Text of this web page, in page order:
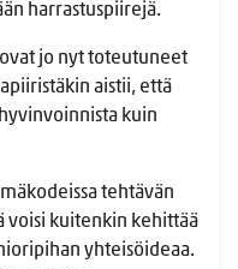
harrastuspiirejä.
jo nyt toteutuneet
aistii, että
kuin
tehtävän
voisi kuitenkin kehittää
yhteisöideaa.